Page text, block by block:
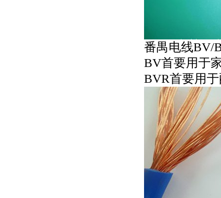
番禺电线BV/
BV首要用于
BVR首要用